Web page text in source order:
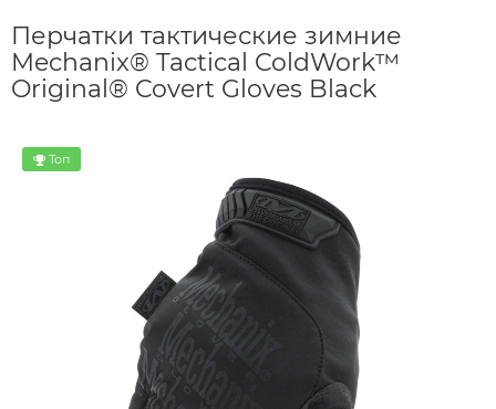
Перчатки тактические зимние
Mechanix® Tactical ColdWork™
Original® Covert Gloves Black
Топ